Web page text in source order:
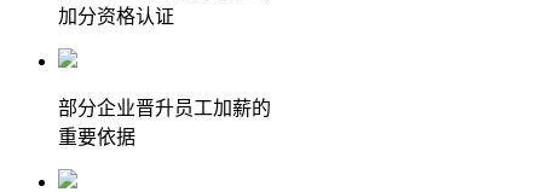
加分资格认证
部分企业晋升员工加薪的
重要依据